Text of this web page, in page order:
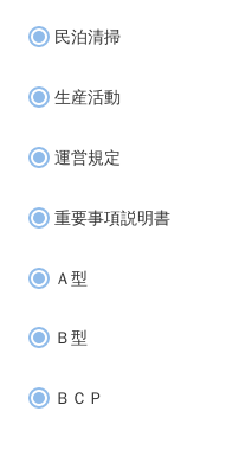
民泊清掃
生産活動
運営規定
重要事項説明書
Ａ型
Ｂ型
ＢＣＰ